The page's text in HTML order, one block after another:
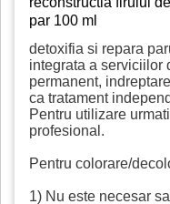
detoxifia si repara
integrata a serviciilor
permanent,
ca tratament
Pentru utilizare
profesional.
Pentru colorare/
1) Nu este necesar